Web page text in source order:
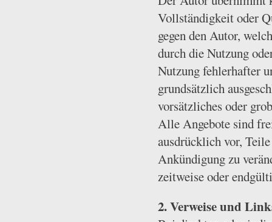
Vollständigkeit oder
gegen den Autor,
durch die Nutzung
Nutzung fehlerhafter
grundsätzlich
vorsätzliches oder
Alle Angebote sind
ausdrücklich vor,
Ankündigung zu
zeitweise oder
2. Verweise und